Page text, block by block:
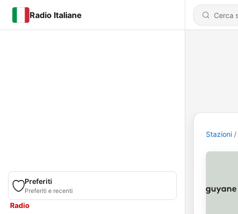
Radio Italiane
Preferiti
Preferiti e recenti
Radio
Stazioni